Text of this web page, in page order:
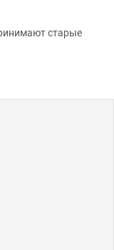
старые